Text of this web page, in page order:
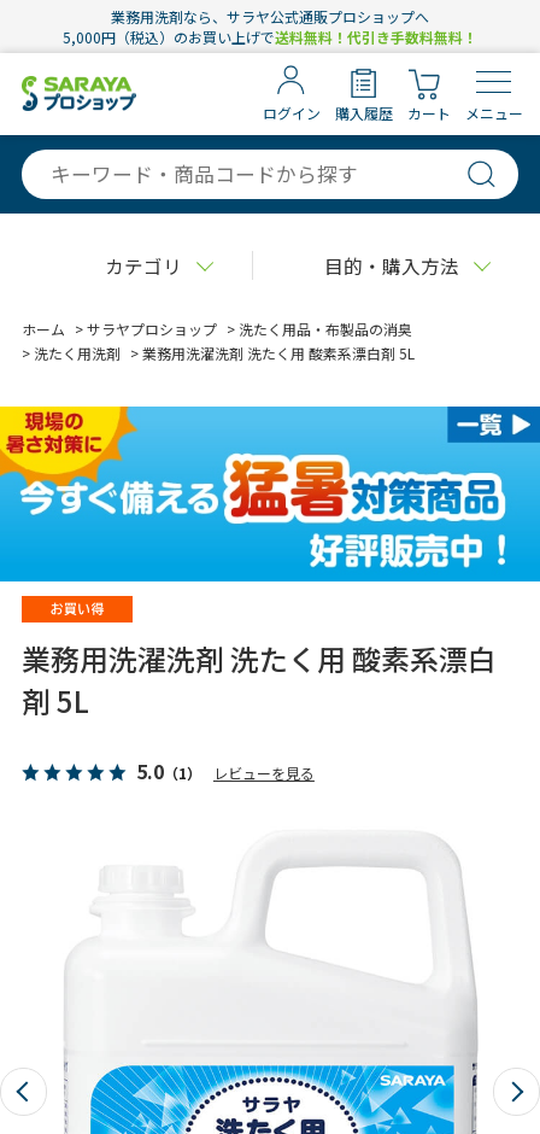
業務用洗剤なら、サラヤ公式通販プロショップへ
5,000円（税込）のお買い上げで送料無料！代引き手数料無料！
ログイン 購入履歴 カート メニュー
カテゴリ 目的・購入方法
ホーム >サラヤプロショップ > 洗たく用品・布製品の消臭
> 洗たく用洗剤 >業務用洗濯洗剤 洗たく用 酸素系漂白剤 5L
業務用洗濯洗剤 洗たく用 酸素系漂白
剤 5L
5.0（1） レビューを見る